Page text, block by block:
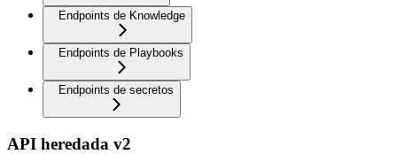
Endpoints de Knowledge
Endpoints de Playbooks
Endpoints de secretos
API heredada v2